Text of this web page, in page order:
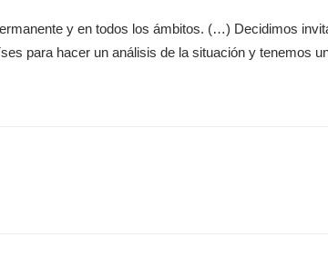
y en todos los ámbitos. (…) Decidimos
para hacer un análisis de la situación y tenemos